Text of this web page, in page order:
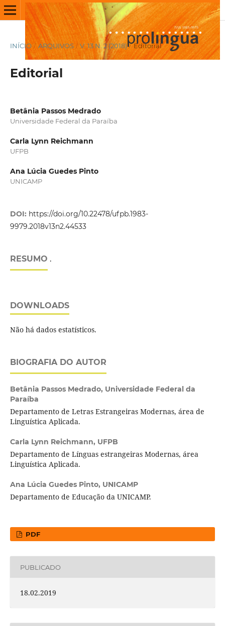
INÍCIO / ARQUIVOS / V. 13 N. 2 (2018) / Editorial
Editorial
Betânia Passos Medrado
Universidade Federal da Paraíba
Carla Lynn Reichmann
UFPB
Ana Lúcia Guedes Pinto
UNICAMP
DOI: https://doi.org/10.22478/ufpb.1983-
9979.2018v13n2.44533
RESUMO .
DOWNLOADS
Não há dados estatísticos.
BIOGRAFIA DO AUTOR
Betânia Passos Medrado, Universidade Federal da
Paraíba
Departamento de Letras Estrangeiras Modernas, área de
Linguística Aplicada.
Carla Lynn Reichmann, UFPB
Departamento de Línguas estrangeiras Modernas, área
Linguística Aplicada.
Ana Lúcia Guedes Pinto, UNICAMP
Departamento de Educação da UNICAMP.
PDF
PUBLICADO
18.02.2019